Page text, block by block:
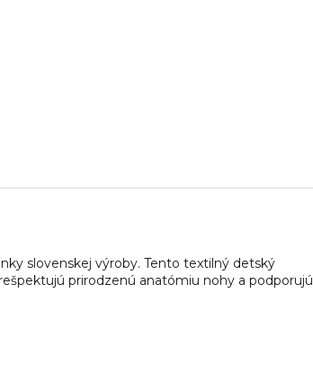
slovenskej výroby. Tento textilný detský
prirodzenú anatómiu nohy a podporujú